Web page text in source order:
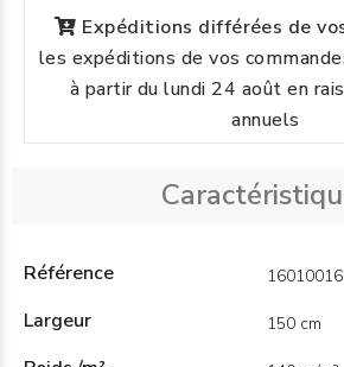
Expéditions différées de
les expéditions de vos
à partir du lundi 24 août en
annuels
Référence 16010016
Largeur 150 cm